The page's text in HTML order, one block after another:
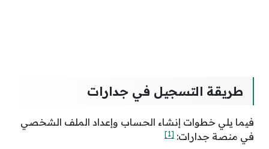
طريقة التسجيل في جدارات
فيما يلي خطوات إنشاء الحساب وإعداد الملف الشخصي
في منصة جدارات: [1]